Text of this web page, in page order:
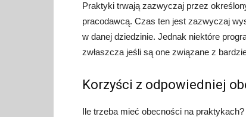
Praktyki trwają zazwyczaj przez
pracodawcą. Czas ten jest zazwyczaj
w danej dziedzinie. Jednak niektóre
zwłaszcza jeśli są one związane z
Korzyści z odpowiedniej
Ile trzeba mieć obecności na